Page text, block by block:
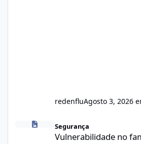
redenfluAgosto 3, 2026
Vulnerabilidade no famoso VOX
Segurança
Vulnerabilidade no